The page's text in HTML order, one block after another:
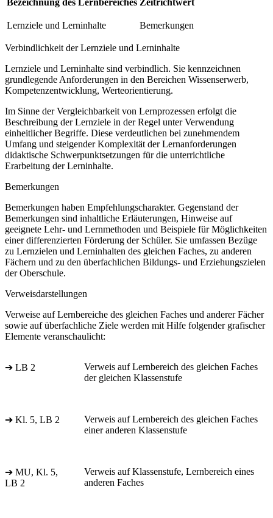
Bezeichnung des Lernbereiches Zeitrichtwert
Lernziele und Lerninhalte Bemerkungen
Verbindlichkeit der Lernziele und Lerninhalte
Lernziele und Lerninhalte sind verbindlich. Sie kennzeichnen
grundlegende Anforderungen in den Bereichen Wissenserwerb,
Kompetenzentwicklung, Werteorientierung.
Im Sinne der Vergleichbarkeit von Lernprozessen erfolgt die
Beschreibung der Lernziele in der Regel unter Verwendung
einheitlicher Begriffe. Diese verdeutlichen bei zunehmendem
Umfang und steigender Komplexität der Lernanforderungen
didaktische Schwerpunktsetzungen für die unterrichtliche
Erarbeitung der Lerninhalte.
Bemerkungen
Bemerkungen haben Empfehlungscharakter. Gegenstand der
Bemerkungen sind inhaltliche Erläuterungen, Hinweise auf
geeignete Lehr- und Lernmethoden und Beispiele für Möglichkeiten
einer differenzierten Förderung der Schüler. Sie umfassen Bezüge
zu Lernzielen und Lerninhalten des gleichen Faches, zu anderen
Fächern und zu den überfachlichen Bildungs- und Erziehungszielen
der Oberschule.
Verweisdarstellungen
Verweise auf Lernbereiche des gleichen Faches und anderer Fächer
sowie auf überfachliche Ziele werden mit Hilfe folgender grafischer
Elemente veranschaulicht:
➔ LB 2
Verweis auf Lernbereich des gleichen Faches
der gleichen Klassenstufe
➔ Kl. 5, LB 2
Verweis auf Lernbereich des gleichen Faches
einer anderen Klassenstufe
➔ MU, Kl. 5,
LB 2
Verweis auf Klassenstufe, Lernbereich eines
anderen Faches